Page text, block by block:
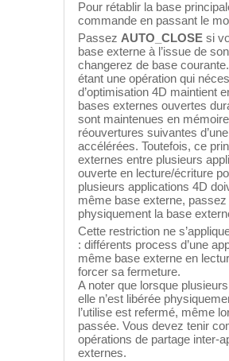
Pour rétablir la base
commande en passant le
Passez AUTO_CLOSE si
base externe à l’issue de
changerez de base
étant une opération qui
d’optimisation 4D maintient
bases externes ouvertes
sont maintenues en
réouvertures suivantes
accélérées. Toutefois, ce
externes entre plusieurs
ouverte en lecture/écriture
plusieurs applications 4D
même base externe,
physiquement la base
Cette restriction ne
: différents process d’une
même base externe en
forcer sa fermeture.
A noter que lorsque
elle n’est libérée
l’utilise est refermé, même
passée. Vous devez tenir
opérations de partage inter-
externes.